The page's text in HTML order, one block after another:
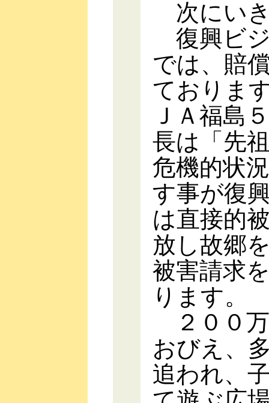
次にい
復興ビ
では、賠
ておりま
ＪＡ福島
長は「先
危機的状
す事が復
は直接的
放し故郷
被害請求
ります。
２００
おびえ、
追われ、